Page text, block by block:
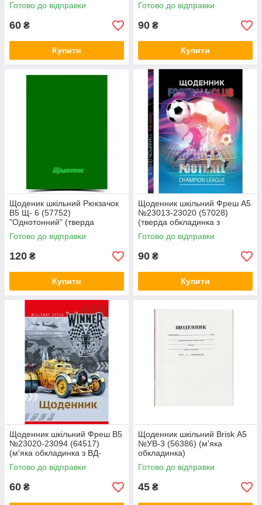
Готово до відправки
60 ₴
Купити
Готово до відправки
90 ₴
Купити
Щоденик шкільний Рюкзачок
В5 Щ- 6 (57752)
"Однотонний" (тверда
тиснена обкладинка з
матовою ламінаці
Готово до відправки
120 ₴
Купити
Щоденник шкільний Фреш А5
№23013-23020 (57028)
(тверда обкладинка з
матовою ламінацією)
Готово до відправки
90 ₴
Купити
Щоденник шкільний Фреш В5
№23020-23094 (64517)
(м'яка обкладинка з ВД-
лаком)
Готово до відправки
60 ₴
Щоденник шкільний Brisk А5
№УВ-3 (56386) (м'яка
обкладинка)
Готово до відправки
45 ₴